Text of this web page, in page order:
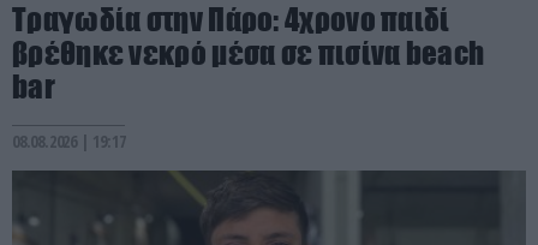
Τραγωδία στην Πάρο: 4χρονο παιδί
βρέθηκε νεκρό μέσα σε πισίνα beach
bar
08.08.2026 | 19:17